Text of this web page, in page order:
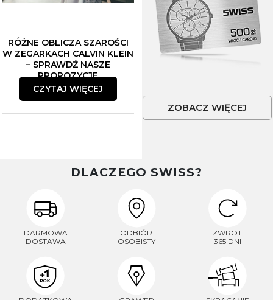
RÓŻNE OBLICZA SZAROŚCI
W ZEGARKACH CALVIN KLEIN
– SPRAWDŹ NASZE
PROPOZYCJE
CZYTAJ WIĘCEJ
ZOBACZ WIĘCEJ
DLACZEGO SWISS?
DARMOWA
DOSTAWA
ODBIÓR
OSOBISTY
ZWROT
365 DNI